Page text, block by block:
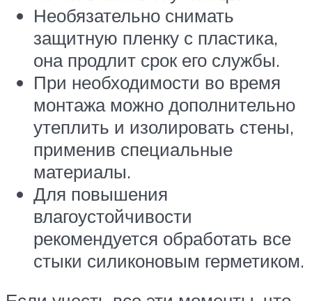
Необязательно снимать
защитную пленку с пластика,
она продлит срок его службы.
При необходимости во время
монтажа можно дополнительно
утеплить и изолировать стены,
применив специальные
материалы.
Для повышения
влагоустойчивости
рекомендуется обработать все
стыки силиконовым герметиком.